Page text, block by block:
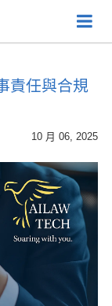
責任與合規
10 月 06, 2025